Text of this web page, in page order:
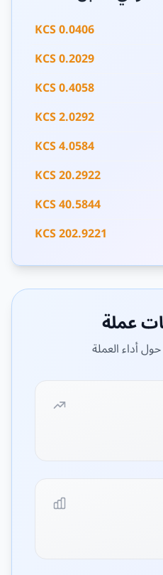
0.0406 KCS
0.2029 KCS
0.4058 KCS
2.0292 KCS
4.0584 KCS
20.2922 KCS
40.5844 KCS
202.9221 KCS
عملة
أداء العملة